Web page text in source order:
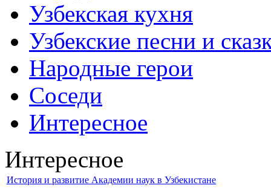
Узбекская кухня
Узбекские песни и
Народные герои
Соседи
Интересное
Интересное
История и развитие Академии наук в Узбекистане